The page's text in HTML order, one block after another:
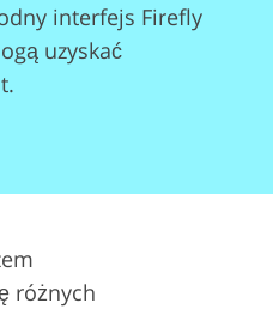
interfejs Firefly
uzyskać
różnych